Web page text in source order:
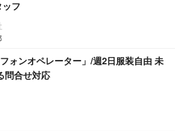
フ
ォンオペレーター」/週2日服装自由 未
問合せ対応